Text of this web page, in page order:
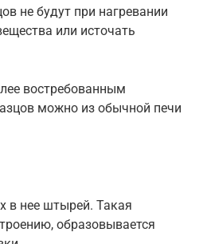
не будут при нагревании
или источать
востребованным
можно из обычной печи
в нее штырей. Такая
образовывается